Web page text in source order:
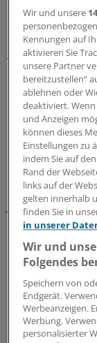
Die Deutsche
Angaben
insgesamt 96
Erbschaften
Rund 27
und
Einzelspenden.
Projekte
Jedes Jahr
Deutschland
Hälfte aller
krebskranken
Peter Krämer,
Deutschen
Das bedeute,
Wir und unsere
Kennungen auf
aktivieren Sie
unsere Partner
bereitzustellen“
ablehnen oder
deaktiviert.
und Anzeigen
können dieses
Einstellungen zu
indem Sie auf
Rand der
links auf der
gelten innerhalb
finden Sie in
in unserer
Wir und
Folgendes
Speichern von
Endgerät.
Werbeanzeigen.
Werbung.
personalisierter